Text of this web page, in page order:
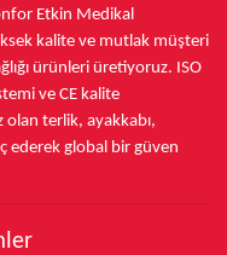
Etkin Medikal
kalite ve mutlak müşteri
ürünleri üretiyoruz. ISO
ve CE kalite
terlik, ayakkabı,
ederekglobal bir güven